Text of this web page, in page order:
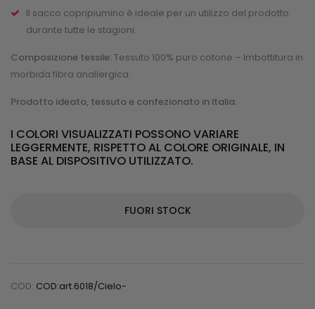
Il sacco copripiumino è ideale per un utilizzo del prodotto
durante tutte le stagioni.
Composizione tessile: Tessuto 100% puro cotone – Imbottitura in
morbida fibra anallergica.
Prodotto ideato, tessuto e confezionato in Italia.
I COLORI VISUALIZZATI POSSONO VARIARE
LEGGERMENTE, RISPETTO AL COLORE ORIGINALE, IN
BASE AL DISPOSITIVO UTILIZZATO.
FUORI STOCK
COD: COD:art.6018/cielo-